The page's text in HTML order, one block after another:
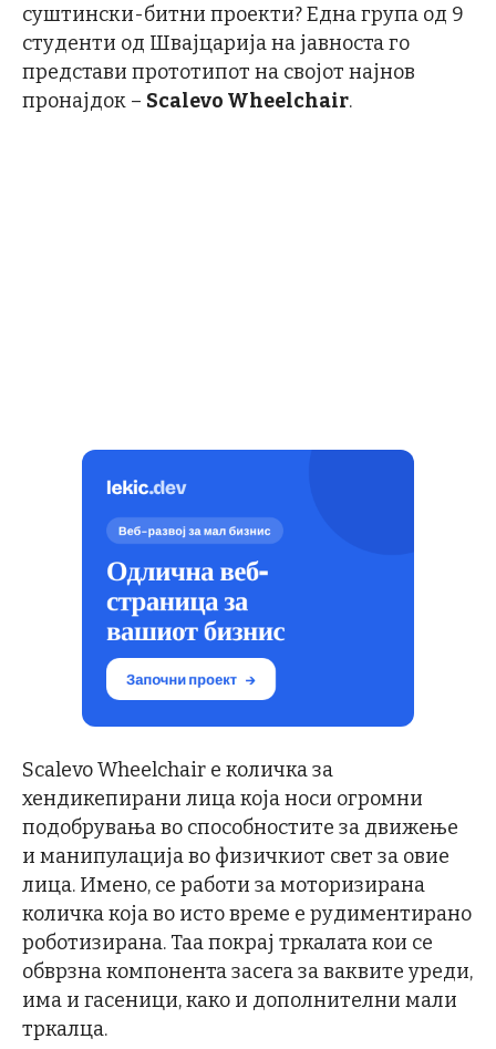
суштински-битни проекти? Една група од 9
студенти од Швајцарија на јавноста го
представи прототипот на својот најнов
пронајдок – Scalevo Wheelchair.
Scalevo Wheelchair е количка за
хендикепирани лица која носи огромни
подобрувања во способностите за движење
и манипулација во физичкиот свет за овие
лица. Имено, се работи за моторизирана
количка која во исто време е рудиментирано
роботизирана. Таа покрај тркалата кои се
обврзна компонента засега за ваквите уреди,
има и гасеници, како и дополнителни мали
тркалца.